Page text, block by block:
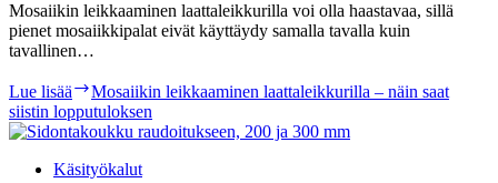
Mosaiikin leikkaaminen laattaleikkurilla voi olla haastavaa, sillä
pienet mosaiikkipalat eivät käyttäydy samalla tavalla kuin
tavallinen…
Lue lisää
Mosaiikin leikkaaminen laattaleikkurilla – näin saat
siistin lopputuloksen
Käsityökalut